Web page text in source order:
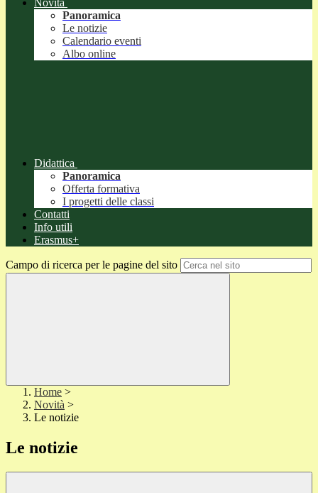
Novità
Panoramica
Le notizie
Calendario eventi
Albo online
Didattica
Panoramica
Offerta formativa
I progetti delle classi
Contatti
Info utili
Erasmus+
Campo di ricerca per le pagine del sito
Home >
Novità >
Le notizie
Le notizie